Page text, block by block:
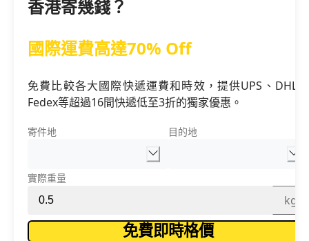
香港寄幾錢？
國際運費高達70% Off
免費比較各大國際快遞運費和時效，提供UPS、DHL、
Fedex等超過16間快遞低至3折的獨家優惠。
寄件地 目的地
實際重量
kg
免費即時格價